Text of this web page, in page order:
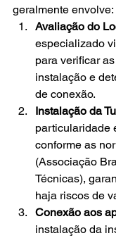
geralmente envolve:
Avaliação do
especializado
para verificar
instalação e
de conexão.
Instalação da
particularidade
conforme as
(Associação
Técnicas),
haja riscos de
Conexão aos
instalação da